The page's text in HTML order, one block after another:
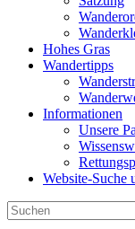
Hohes Gras
Wandertipps
Informationen
Unsere
Website-Suche